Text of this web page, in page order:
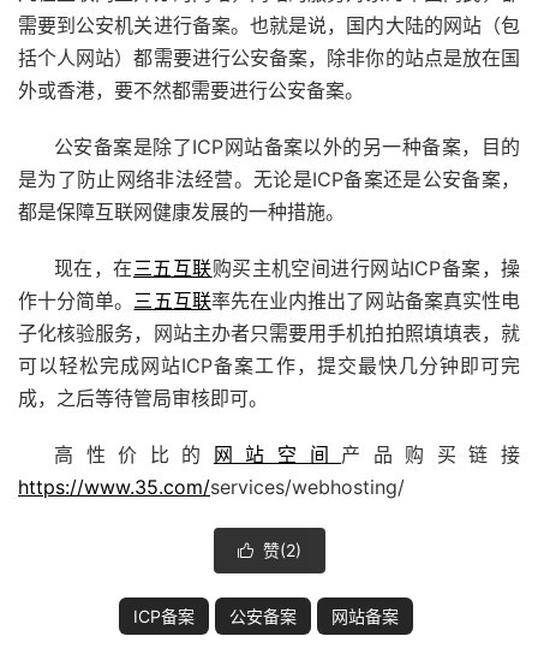
需要到公安机关进行备案。也就是说，国内大陆的网站（包
括个人网站）都需要进行公安备案，除非你的站点是放在国
外或香港，要不然都需要进行公安备案。
公安备案是除了ICP网站备案以外的另一种备案，目的
是为了防止网络非法经营。无论是ICP备案还是公安备案，
都是保障互联网健康发展的一种措施。
现在，在三五互联购买主机空间进行网站ICP备案，操
作十分简单。 三五互联率先在业内推出了网站备案真实性电
子化核验服务，网站主办者只需要用手机拍拍照填填表，就
可以轻松完成网站ICP备案工作，提交最快几分钟即可完
成，之后等待管局审核即可。
高性价比的 网站空间 产品购买链接
https://www.35.com/services/webhosting/
 赞(2)
ICP备案 公安备案 网站备案